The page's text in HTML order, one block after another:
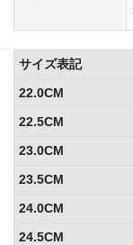
サイズ表記
22.0CM
22.5CM
23.0CM
23.5CM
24.0CM
24.5CM